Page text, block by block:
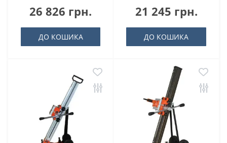
26 826 грн.
ДО КОШИКА
21 245 грн.
ДО КОШИКА